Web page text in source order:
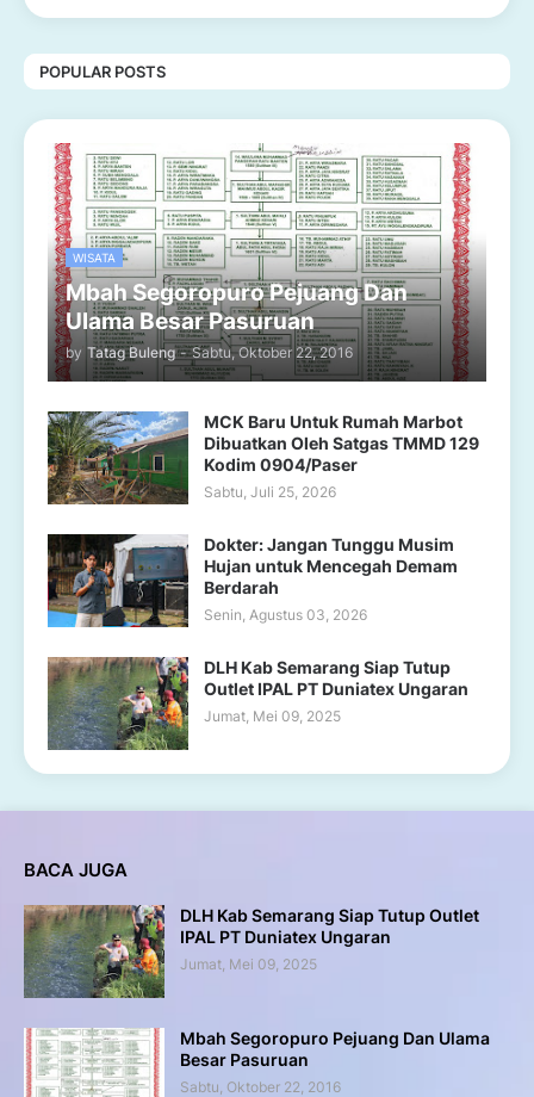
POPULAR POSTS
WISATA
Mbah Segoropuro Pejuang Dan
Ulama Besar Pasuruan
by Tatag Buleng - Sabtu, Oktober 22, 2016
MCK Baru Untuk Rumah Marbot
Dibuatkan Oleh Satgas TMMD 129
Kodim 0904/Paser
Sabtu, Juli 25, 2026
Dokter: Jangan Tunggu Musim
Hujan untuk Mencegah Demam
Berdarah
Senin, Agustus 03, 2026
DLH Kab Semarang Siap Tutup
Outlet IPAL PT Duniatex Ungaran
Jumat, Mei 09, 2025
BACA JUGA
DLH Kab Semarang Siap Tutup Outlet
IPAL PT Duniatex Ungaran
Jumat, Mei 09, 2025
Mbah Segoropuro Pejuang Dan Ulama
Besar Pasuruan
Sabtu, Oktober 22, 2016